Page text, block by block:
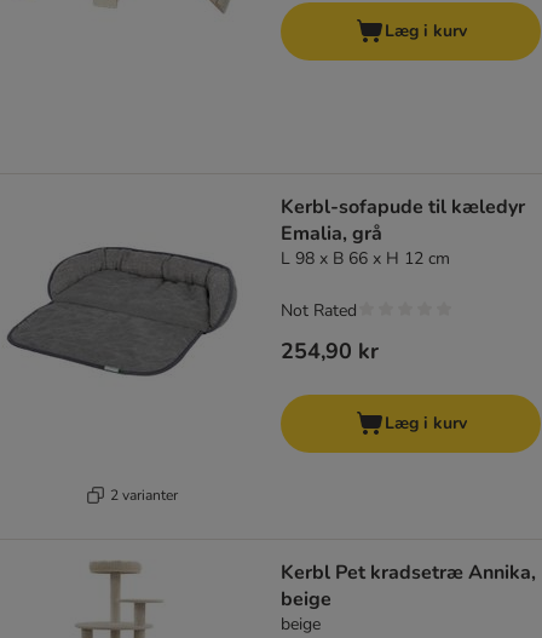
Læg i kurv
2 varianter
Kerbl-sofapude til kæledyr
Emalia, grå
L 98 x B 66 x H 12 cm
254,90 kr
Not Rated
Læg i kurv
Kerbl Pet kradsetræ Annika,
beige
beige